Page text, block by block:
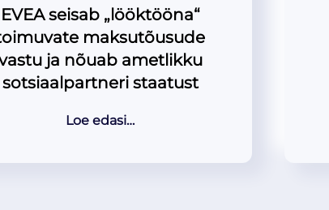
EVEA seisab „lööktööna“
maksutõusude
ja nõuab ametlikku
sotsiaalpartneri staatust
Loe edasi…